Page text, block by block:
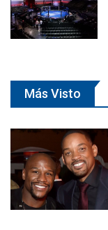
Más Visto